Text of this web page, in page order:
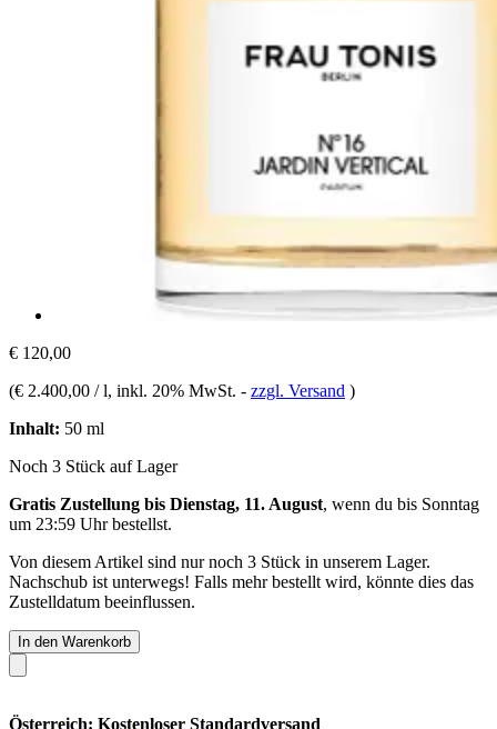
€ 120,00
(€ 2.400,00 / l, inkl. 20% MwSt. - zzgl. Versand )
Inhalt: 50 ml
Noch 3 Stück auf Lager
Gratis Zustellung bis Dienstag, 11. August, wenn du bis Sonntag
um 23:59 Uhrbestellst.
Von diesem Artikel sind nur noch 3 Stück in unserem Lager.
Nachschub ist unterwegs! Falls mehr bestellt wird, könnte dies das
Zustelldatum beeinflussen.
In den Warenkorb
Österreich: Kostenloser Standardversand